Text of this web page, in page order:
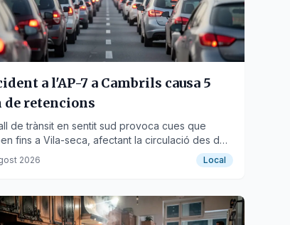
a l'AP-7 a Cambrils causa 5
de retencions
de trànsit en sentit sud provoca cues que
fins a Vila-seca, afectant la circulació des del
264,50.
2026 Local